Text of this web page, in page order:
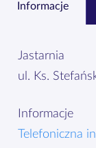
Informacje
Jastarnia
ul. Ks.
Informacje
Telefoniczna